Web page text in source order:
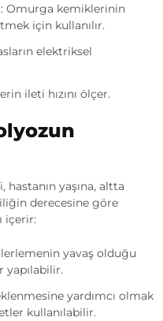
: Omurga kemiklerinin
için kullanılır.
elektriksel
ileti hızını ölçer.
yaşına, altta
derecesine göre
içerir:
yavaş olduğu
yardımcı olmak
kullanılabilir.